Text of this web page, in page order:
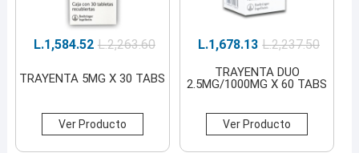
L.2,263.60
L.1,584.52
TRAYENTA 5MG X 30 TABS
Ver Producto
L.2,237.50
L.1,678.13
TRAYENTA DUO
2.5MG/1000MG X 60 TABS
Ver Producto